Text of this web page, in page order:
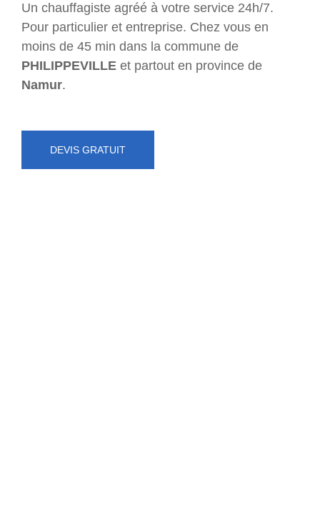
Un chauffagiste agréé à votre service 24h/7.
Pour particulier et entreprise. Chez vous en
moins de 45 min dans la commune de
PHILIPPEVILLE et partout en province de
Namur.
DEVIS GRATUIT